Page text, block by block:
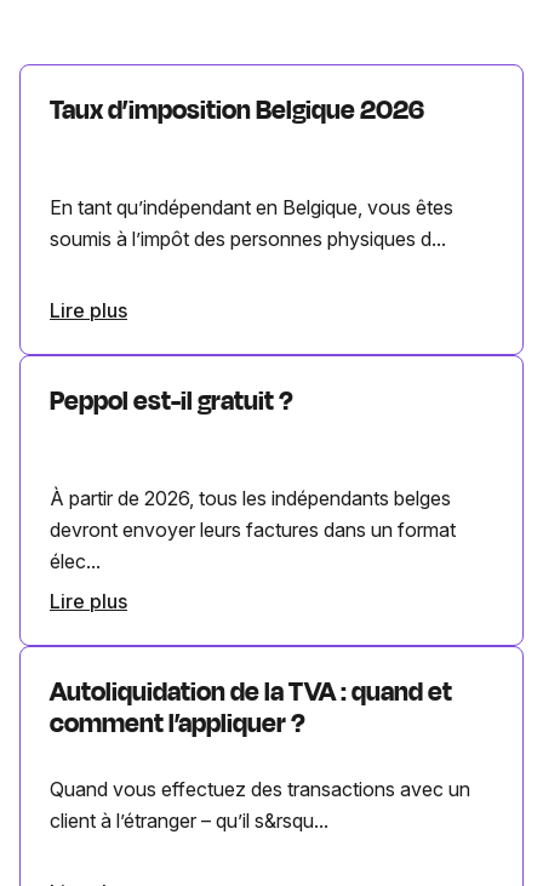
Taux d’imposition Belgique 2026
En tant qu’indépendant en Belgique, vous êtes
soumis à l’impôt des personnes physiques d...
Lire plus
Peppol est-il gratuit ?
À partir de 2026, tous les indépendants belges
devront envoyer leurs factures dans un format
élec...
Lire plus
Autoliquidation de la TVA : quand et
comment l’appliquer ?
Quand vous effectuez des transactions avec un
client à l’étranger – qu’il s&rsqu...